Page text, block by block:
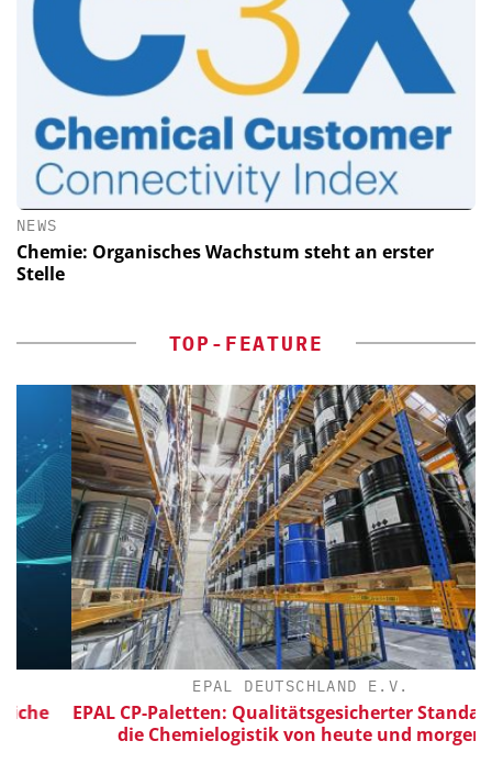
NEWS
Chemie: Organisches Wachstum steht an erster
Stelle
TOP-FEATURE
EPAL DEUTSCHLAND E.V.
EPAL CP-Paletten: Qualitätsgesicherter Standard für
die Chemielogistik von heute und morgen